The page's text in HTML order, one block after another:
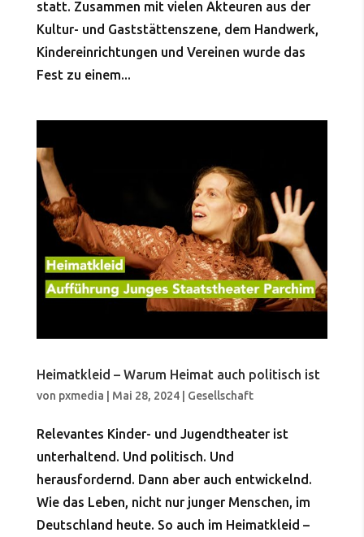
statt. Zusammen mit vielen Akteuren aus der
Kultur- und Gaststättenszene, dem Handwerk,
Kindereinrichtungen und Vereinen wurde das
Fest zu einem...
Heimatkleid – Warum Heimat auch politisch ist
von pxmedia Mai 28, 2024| Gesellschaft
Relevantes Kinder- und Jugendtheater ist
unterhaltend. Und politisch. Und
herausfordernd. Dann aber auch entwickelnd.
Wie das Leben, nicht nur junger Menschen, im
Deutschland heute. So auch im Heimatkleid –